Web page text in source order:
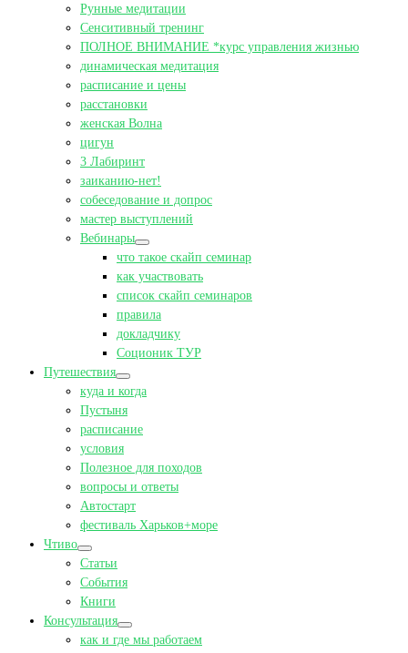
Рунные медитации
Сенситивный тренинг
ПОЛНОЕ ВНИМАНИЕ *курс управления жизнью
динамическая медитация
расписание и цены
расстановки
женская Волна
цигун
3 Лабиринт
заиканию-нет!
собеседование и допрос
мастер выступлений
Вебинары
что такое скайп семинар
как участвовать
список скайп семинаров
правила
докладчику
Соционик ТУР
Путешествия
куда и когда
Пустыня
расписание
условия
Полезное для походов
вопросы и ответы
Автостарт
фестиваль Харьков+море
Чтиво
Статьи
События
Книги
Консультация
как и где мы работаем